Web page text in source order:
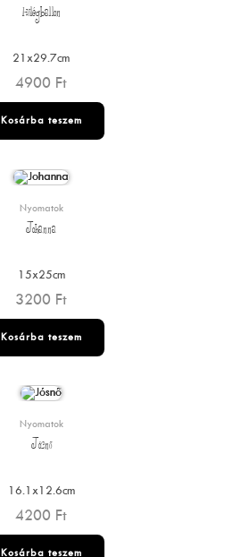
Hőlégballon
21x29.7cm
4900 Ft
Kosárba teszem
Nyomatok
Johanna
15x25cm
3200 Ft
Kosárba teszem
Nyomatok
Jósnő
16.1x12.6cm
4200 Ft
Kosárba teszem